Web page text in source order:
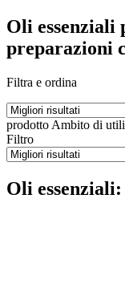
Oli
preparazioni
Filtra e ordina
prodotto Ambito di
Filtro
Oli